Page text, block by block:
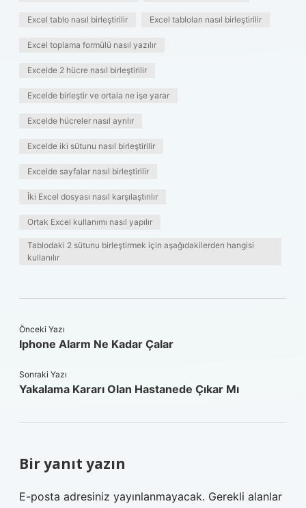
Excel tablo nasıl birleştirilir Excel tabloları nasıl birleştirilir
Excel toplama formülü nasıl yazılır
Excelde 2 hücre nasıl birleştirilir
Excelde birleştir ve ortala ne işe yarar
Excelde hücreler nasıl ayrılır
Excelde iki sütunu nasıl birleştirilir
Excelde sayfalar nasıl birleştirilir
İki Excel dosyası nasıl karşılaştırılır
Ortak Excel kullanımı nasıl yapılır
Tablodaki 2 sütunu birleştirmek için aşağıdakilerden hangisi
kullanılır
Önceki Yazı
Iphone Alarm Ne Kadar Çalar
Sonraki Yazı
Yakalama Kararı Olan Hastanede Çıkar Mı
Bir yanıt yazın
E-posta adresiniz yayınlanmayacak. Gerekli alanlar